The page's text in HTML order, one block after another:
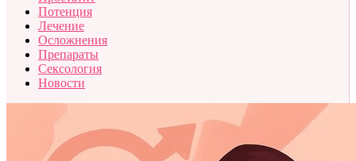
Потенция
Лечение
Осложнения
Препараты
Сексология
Новости